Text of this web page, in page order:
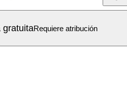
gratuitaRequiere atribución